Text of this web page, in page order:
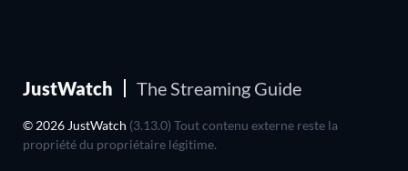
JustWatch The Streaming Guide
© 2026 JustWatch (3.13.0) Tout contenu externe reste la
propriété du propriétaire légitime.